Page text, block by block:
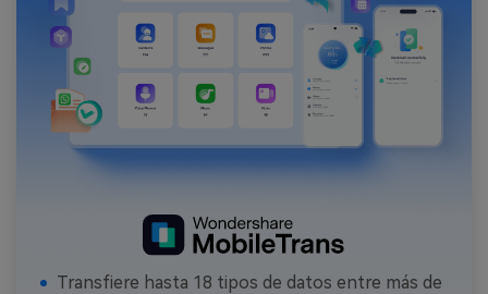
Transfiere hasta 18 tipos de datos entre más de